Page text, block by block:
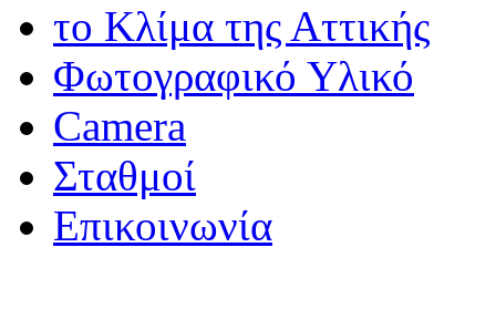
το Κλίμα της Αττικής
Φωτογραφικό Υλικό
Camera
Σταθμοί
Επικοινωνία